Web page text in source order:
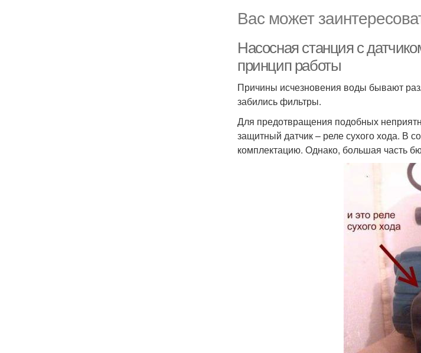
Вас может
Насосная станция с
принцип работы
Причины исчезновения воды бывают
забились фильтры.
Для предотвращения подобных
защитный датчик – реле сухого хода. В
комплектацию. Однако, большая часть